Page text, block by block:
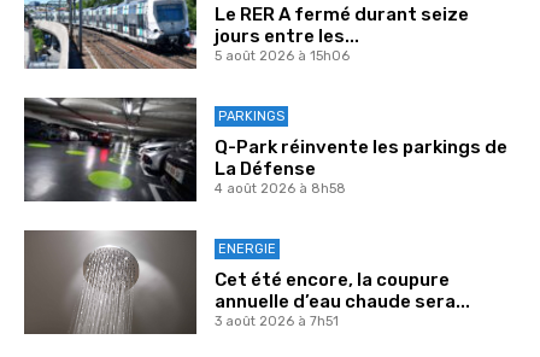
Le RER A fermé durant seize
jours entre les...
5 août 2026 à 15h06
PARKINGS
Q-Park réinvente les parkings de
La Défense
4 août 2026 à 8h58
ENERGIE
Cet été encore, la coupure
annuelle d’eau chaude sera...
3 août 2026 à 7h51